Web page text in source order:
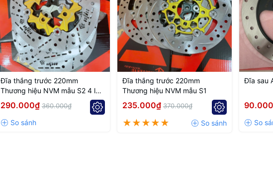
Đĩa thắng trước 220mm
Thương hiệu NVM mẫu S2 4 lỗ
thông dụng
290.000₫ 360.000₫
Đĩa thắng trước 220mm
Thương hiệu NVM mẫu S1
235.000₫ 370.000₫
Đĩa sau